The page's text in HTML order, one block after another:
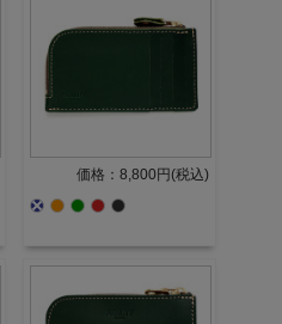
価格：8,800円(税込)